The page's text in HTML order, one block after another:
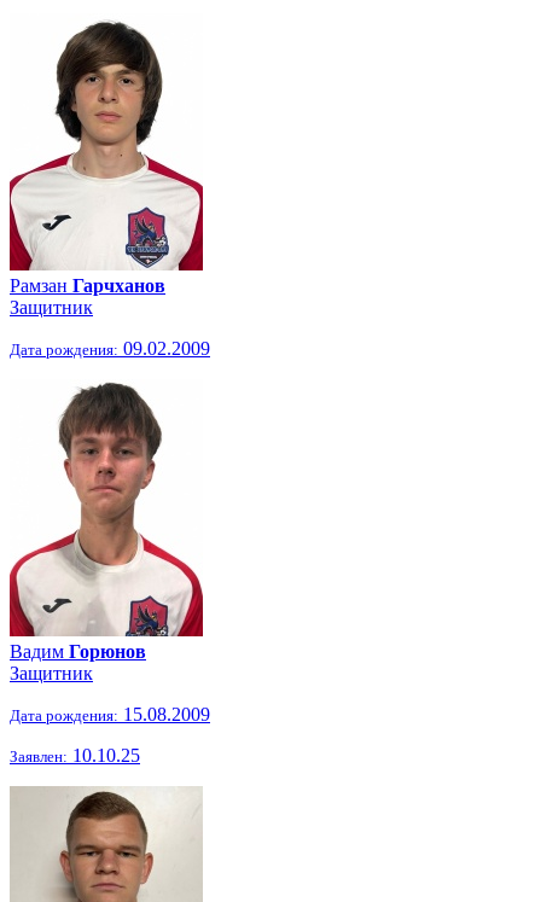
Рамзан Гарчханов
Защитник
Дата рождения: 09.02.2009
Вадим Горюнов
Защитник
Дата рождения: 15.08.2009
Заявлен: 10.10.25